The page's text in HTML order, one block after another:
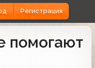
Регистрация
помогают